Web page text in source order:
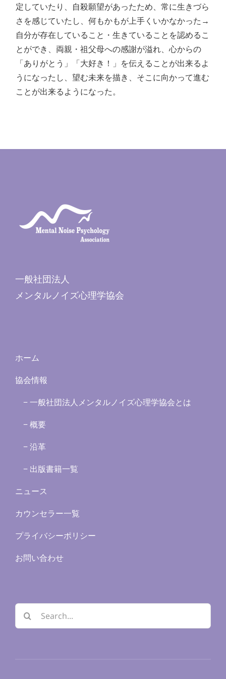
定していたり、自殺願望があったため、常に生きづら
さを感じていたし、何もかもが上手くいかなかった→
自分が存在していること・生きていることを認めるこ
とができ、両親・祖父母への感謝が溢れ、心からの
「ありがとう」「大好き！」を伝えることが出来るよ
うになったし、望む未来を描き、そこに向かって進む
ことが出来るようになった。
一般社団法人
メンタルノイズ心理学協会
ホーム
協会情報
− 一般社団法人メンタルノイズ心理学協会とは
− 概要
− 沿革
− 出版書籍一覧
ニュース
カウンセラー一覧
プライバシーポリシー
お問い合わせ
検
索